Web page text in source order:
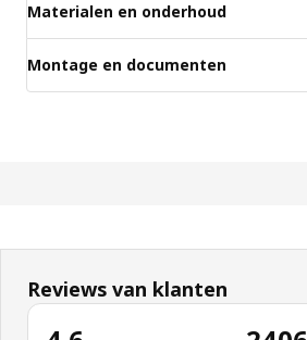
Materialen en onderhoud
Montage en documenten
Reviews van klanten